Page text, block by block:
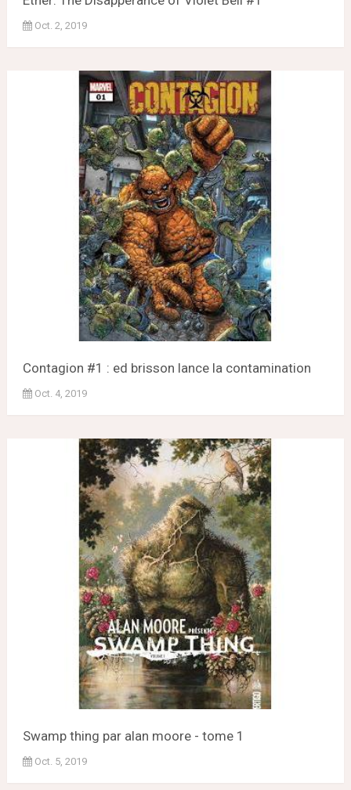
Oct. 2, 2019
Contagion #1 : ed brisson lance la contamination
Oct. 4, 2019
Swamp thing par alan moore - tome 1
Oct. 5, 2019